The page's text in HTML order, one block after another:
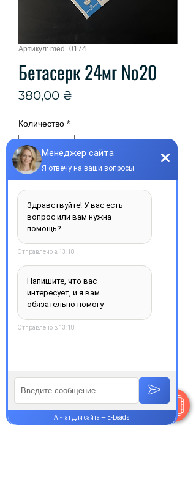
Артикул: med_0174
Бетасерк 24мг №20
380,00 ₴
Количество *
Добавить в корзину
Виробник
Абботт Хелскеа САС/Аббот
Биолоджикалз Б.В, Франция/
Нидерланды
Контакты
Пн-Пт:9.00-18.00
Сб-Вс:10.00-16.00